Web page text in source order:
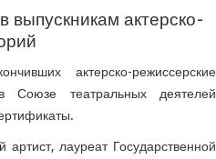
выпускникам актерско-
актерско-режиссерские
Союзе театральных деятелей
лауреат Государственной